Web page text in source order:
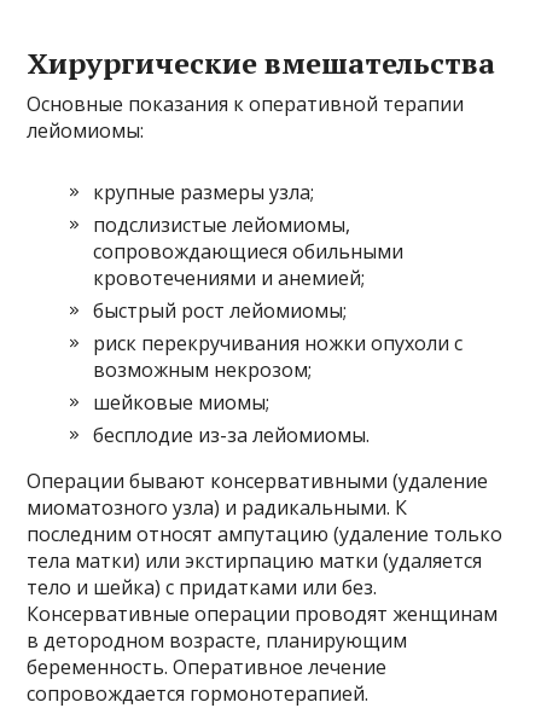
Хирургические вмешательства
Основные показания к оперативной терапии
лейомиомы:
крупные размеры узла;
подслизистые лейомиомы,
сопровождающиеся обильными
кровотечениями и анемией;
быстрый рост лейомиомы;
риск перекручивания ножки опухоли с
возможным некрозом;
шейковые миомы;
бесплодие из-за лейомиомы.
Операции бывают консервативными (удаление
миоматозного узла) и радикальными. К
последним относят ампутацию (удаление только
тела матки) или экстирпацию матки (удаляется
тело и шейка) с придатками или без.
Консервативные операции проводят женщинам
в детородном возрасте, планирующим
беременность. Оперативное лечение
сопровождается гормонотерапией.